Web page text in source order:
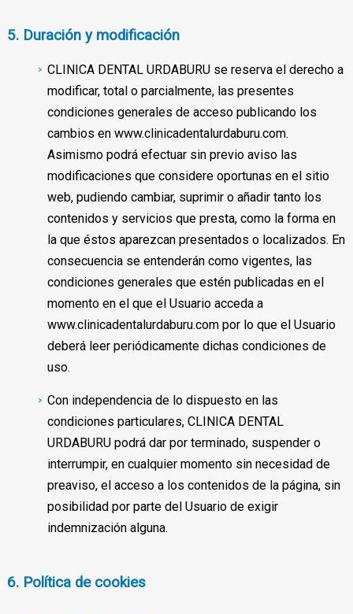
5. Duración y modificación
CLINICA DENTAL URDABURU se reserva el derecho a
modificar, total o parcialmente, las presentes
condiciones generales de acceso publicando los
cambios en www.clinicadentalurdaburu.com.
Asimismo podrá efectuar sin previo aviso las
modificaciones que considere oportunas en el sitio
web, pudiendo cambiar, suprimir o añadir tanto los
contenidos y servicios que presta, como la forma en
la que éstos aparezcan presentados o localizados. En
consecuencia se entenderán como vigentes, las
condiciones generales que estén publicadas en el
momento en el que el Usuario acceda a
www.clinicadentalurdaburu.com por lo que el Usuario
deberá leer periódicamente dichas condiciones de
uso.
Con independencia de lo dispuesto en las
condiciones particulares, CLINICA DENTAL
URDABURU podrá dar por terminado, suspender o
interrumpir, en cualquier momento sin necesidad de
preaviso, el acceso a los contenidos de la página, sin
posibilidad por parte del Usuario de exigir
indemnización alguna.
6. Política de cookies